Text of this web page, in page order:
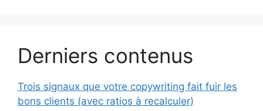
Derniers contenus
Trois signaux que votre copywriting fait fuir les
bons clients (avec ratios à recalculer)